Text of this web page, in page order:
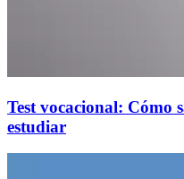
Test vocacional: Cómo
estudiar